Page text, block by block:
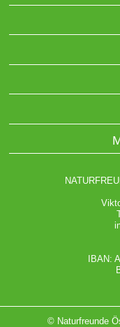
IBAN:
© Naturfreunde